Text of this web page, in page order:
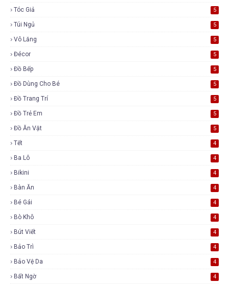
Tóc Giả 5
Túi Ngủ 5
Vô Lăng 5
Đécor 5
Đồ Bếp 5
Đồ Dùng Cho Bé 5
Đồ Trang Trí 5
Đồ Trẻ Em 5
Đồ Ăn Vặt 5
Tết 4
Ba Lô 4
Bikini 4
Bàn Ăn 4
Bé Gái 4
Bò Khô 4
Bút Viết 4
Bảo Trì 4
Bảo Vệ Da 4
Bất Ngờ 4